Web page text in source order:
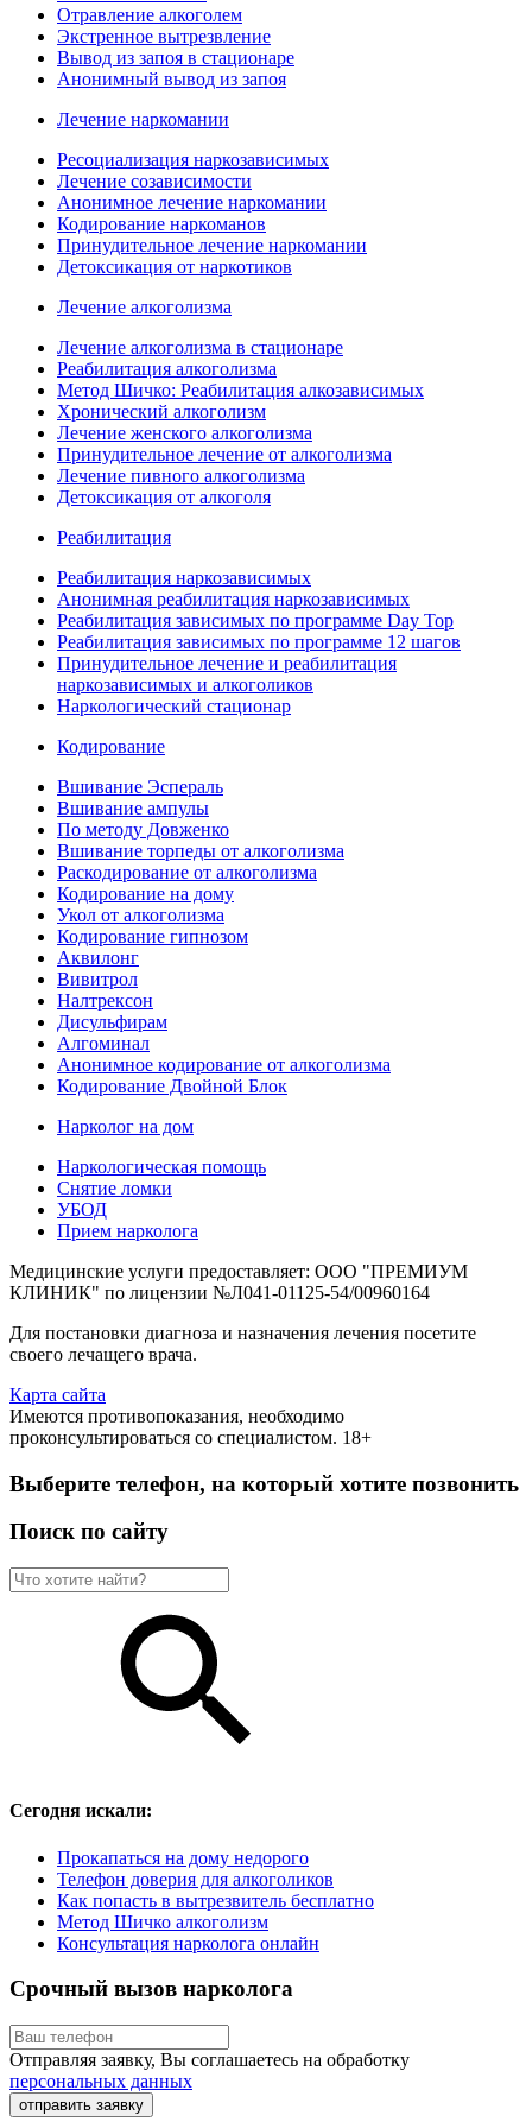
Отравление алкоголем
Экстренное вытрезвление
Вывод из запоя в стационаре
Анонимный вывод из запоя
Лечение наркомании
Ресоциализация наркозависимых
Лечение созависимости
Анонимное лечение наркомании
Кодирование наркоманов
Принудительное лечение наркомании
Детоксикация от наркотиков
Лечение алкоголизма
Лечение алкоголизма в стационаре
Реабилитация алкоголизма
Метод Шичко: Реабилитация алкозависимых
Хронический алкоголизм
Лечение женского алкоголизма
Принудительное лечение от алкоголизма
Лечение пивного алкоголизма
Детоксикация от алкоголя
Реабилитация
Реабилитация наркозависимых
Анонимная реабилитация наркозависимых
Реабилитация зависимых по программе Day Top
Реабилитация зависимых по программе 12 шагов
Принудительное лечение и реабилитация
наркозависимых и алкоголиков
Наркологический стационар
Кодирование
Вшивание Эспераль
Вшивание ампулы
По методу Довженко
Вшивание торпеды от алкоголизма
Раскодирование от алкоголизма
Кодирование на дому
Укол от алкоголизма
Кодирование гипнозом
Аквилонг
Вивитрол
Налтрексон
Дисульфирам
Алгоминал
Анонимное кодирование от алкоголизма
Кодирование Двойной Блок
Нарколог на дом
Наркологическая помощь
Снятие ломки
УБОД
Прием нарколога
Медицинские услуги предоставляет: ООО "ПРЕМИУМ
КЛИНИК" по лицензии №Л041-01125-54/00960164
Для постановки диагноза и назначения лечения посетите
своего лечащего врача.
Карта сайта
Имеются противопоказания, необходимо
проконсультироваться со специалистом. 18+
Выберите телефон, на который хотите позвонить
Поиск по сайту
Сегодня искали:
Прокапаться на дому недорого
Телефон доверия для алкоголиков
Как попасть в вытрезвитель бесплатно
Метод Шичко алкоголизм
Консультация нарколога онлайн
Срочный вызов нарколога
Отправляя заявку, Вы соглашаетесь на обработку
персональных данных
отправить заявку